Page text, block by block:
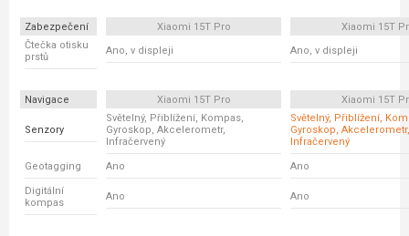
Zabezpečení Xiaomi 15T Pro
Xiaomi 15T
Čtečka otisku
prstů
Ano, v displeji Ano, v displeji
Navigace Xiaomi 15T Pro Xiaomi 15T
Senzory
Světelný, Přiblížení, Kompas,
Gyroskop, Akcelerometr,
Infračervený
Světelný, Přiblížení,
Gyroskop, Akcelerometr,
Infračervený
Geotagging Ano Ano
Digitální
kompas
Ano Ano